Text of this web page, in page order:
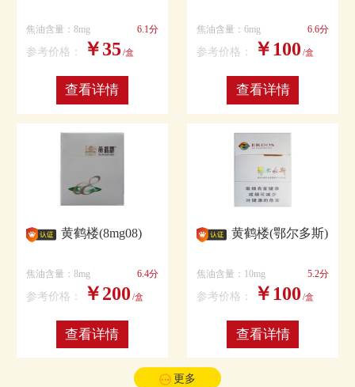
焦油含量：8mg 6.1分
参考价格： ￥35 /盒
查看详情
焦油含量：6mg 6.6分
参考价格： ￥100 /盒
查看详情
黄鹤楼(8mg08)
焦油含量：8mg 6.4分
参考价格： ￥200 /盒
查看详情
黄鹤楼(鄂尔多斯)
焦油含量：10mg 5.2分
参考价格： ￥100 /盒
查看详情
更多